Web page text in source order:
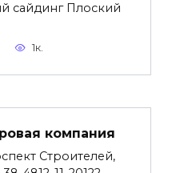
сайдинг Плоский
1к.
компания
Строителей,